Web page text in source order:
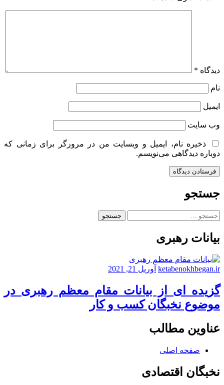
دیدگاه *
نام
ایمیل
وب‌ سایت
ذخیره نام، ایمیل و وبسایت من در مرورگر برای زمانی که
دوباره دیدگاهی می‌نویسم.
جستجو
جستجو
بیانات رهبری
ketabenokhbegan.ir آوریل 21, 2021
گزیده ای از بیانات مقام معظم رهبری در
موضوع نخبگان کسب و کار
عناوین مطالب
صفحه اصلی
نخبگان اقتصادی